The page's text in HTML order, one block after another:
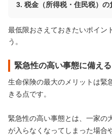
税金（所得税・住民税）の
最低限おさえておきたいポイン
う。
緊急性の高い事態に備え
生命保険の最大のメリットは緊
きる点です。
緊急性の高い事態とは、一家の
が入らなくなってしまった場合